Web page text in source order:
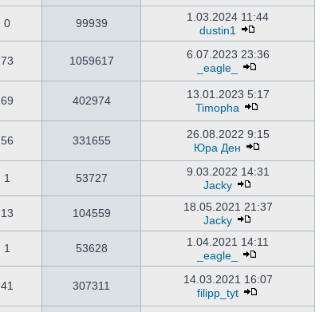
0 99939
1.03.2024 11:44
dustin1
73 1059617
6.07.2023 23:36
_eagle_
69 402974
13.01.2023 5:17
Timopha
56 331655
26.08.2022 9:15
Юра Ден
1 53727
9.03.2022 14:31
Jacky
13 104559
18.05.2021 21:37
Jacky
1 53628
1.04.2021 14:11
_eagle_
41 307311
14.03.2021 16:07
filipp_tyt